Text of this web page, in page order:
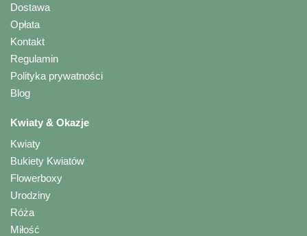
Dostawa
Opłata
Kontakt
Regulamin
Polityka prywatności
Blog
Kwiaty & Okazje
Kwiaty
Bukiety Kwiatów
Flowerboxy
Urodziny
Róża
Miłość